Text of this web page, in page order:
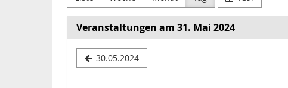
Co.
KG
Veranstaltungen am 31. Mai 2024
30.05.2024